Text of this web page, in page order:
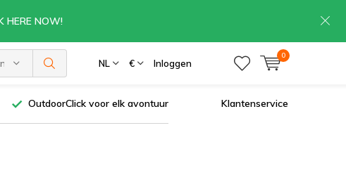
NL € Inloggen
0
HERE NOW!
OutdoorClick voor elk avontuur Klantenservice